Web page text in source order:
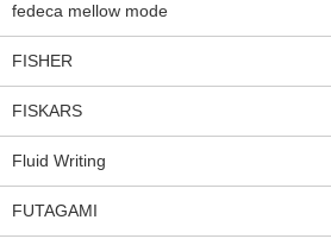
fedeca mellow mode
FISHER
FISKARS
Fluid Writing
FUTAGAMI